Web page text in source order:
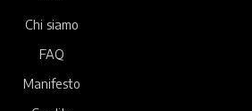
Chi siamo
FAQ
Manifesto